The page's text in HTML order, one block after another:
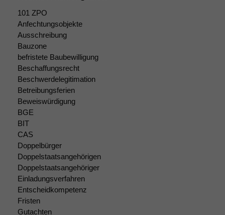
101 ZPO
Anfechtungsobjekte
Ausschreibung
Bauzone
befristete Baubewilligung
Beschaffungsrecht
Beschwerdelegitimation
Betreibungsferien
Beweiswürdigung
BGE
BIT
CAS
Doppelbürger
Doppelstaatsangehörigen
Doppelstaatsangehöriger
Einladungsverfahren
Entscheidkompetenz
Fristen
Gutachten